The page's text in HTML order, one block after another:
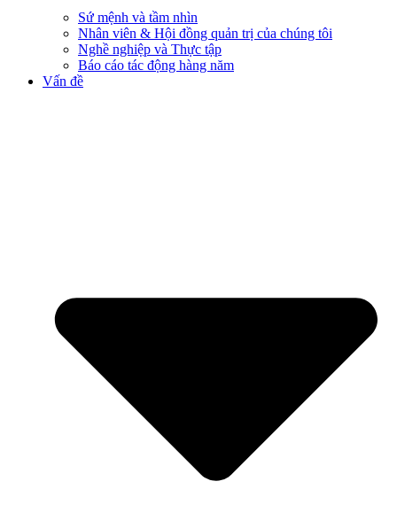
Sứ mệnh và tầm nhìn
Nhân viên & Hội đồng quản trị của chúng tôi
Nghề nghiệp và Thực tập
Báo cáo tác động hàng năm
Vấn đề